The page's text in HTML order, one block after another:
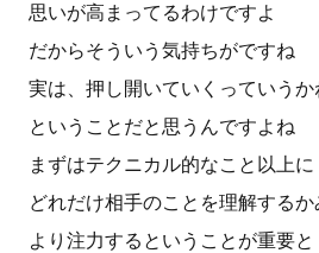
思いが高まってるわけですよ
だからそういう気持ちがですね
実は、押し開いていくっていうか
ということだと思うんですよね
まずはテクニカル的なこと以上に
どれだけ相手のことを理解する
より注力するということが重要と